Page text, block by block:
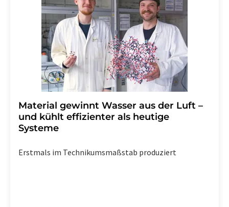
Material gewinnt Wasser aus der Luft –
und kühlt effizienter als heutige
Systeme
Erstmals im Technikumsmaßstab produziert